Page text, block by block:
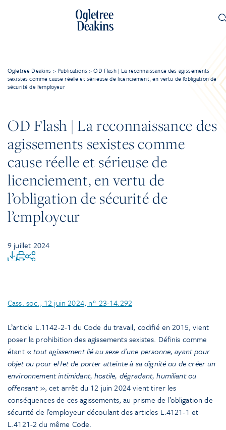
Ogletree Deakins > Publications >OD Flash | La reconnaissance des agissements
sexistes comme cause réelle et sérieuse de licenciement, en vertu de l’obligation de
sécurité de l’employeur
OD Flash | La reconnaissance des
agissements sexistes comme
cause réelle et sérieuse de
licenciement, en vertu de
l’obligation de sécurité de
l’employeur
9 juillet 2024
Cass. soc., 12 juin 2024, n° 23-14.292
L’article L.1142-2-1 du Code du travail, codifié en 2015, vient
poser la prohibition des agissements sexistes. Définis comme
étant «tout agissement lié au sexe d’une personne, ayant pour
objet ou pour effet de porter atteinte à sa dignité ou de créer un
environnement intimidant, hostile, dégradant, humiliant ou
offensant», cet arrêt du 12 juin 2024 vient tirer les
conséquences de ces agissements, au prisme de l’obligation de
sécurité de l’employeur découlant des articles L.4121-1 et
L.4121-2 du même Code.